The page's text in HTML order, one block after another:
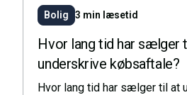
Bolig 3 min læsetid
Hvor lang tid har sælger
underskrive købsaftale?
Hvor lang tid har sælger til at